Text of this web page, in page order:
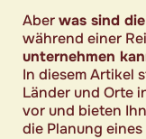
Aberwas sind
während einer
unternehmen
In diesem Artikel
Länder und Orte
vor und bieten
die Planung